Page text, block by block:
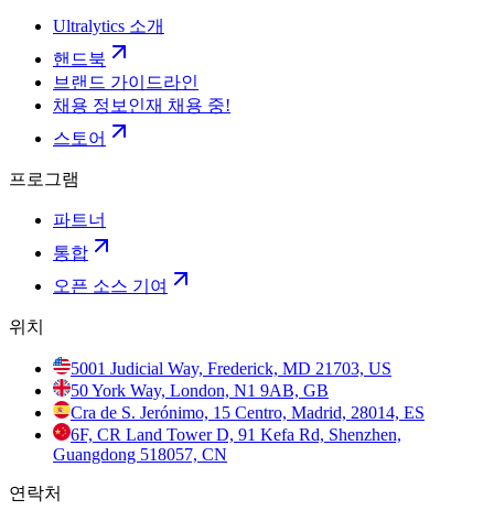
Ultralytics 소개
핸드북
브랜드 가이드라인
채용 정보 인재 채용 중!
스토어
프로그램
파트너
통합
오픈 소스 기여
위치
5001 Judicial Way, Frederick, MD 21703, US
50 York Way, London, N1 9AB, GB
Cra de S. Jerónimo, 15 Centro, Madrid, 28014, ES
6F, CR Land Tower D, 91 Kefa Rd, Shenzhen,
Guangdong 518057, CN
연락처